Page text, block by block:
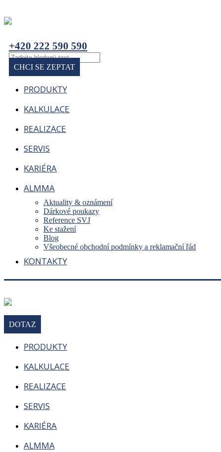
+420 222 590 590
CHCI SE ZEPTAT
PRODUKTY
KALKULACE
REALIZACE
SERVIS
KARIÉRA
ALMMA
Aktuality & oznámení
Dárkové poukazy
Reference SVJ
Ke stažení
Blog
Všeobecné obchodní podmínky a reklamační řád
KONTAKTY
DOTAZ
PRODUKTY
KALKULACE
REALIZACE
SERVIS
KARIÉRA
ALMMA